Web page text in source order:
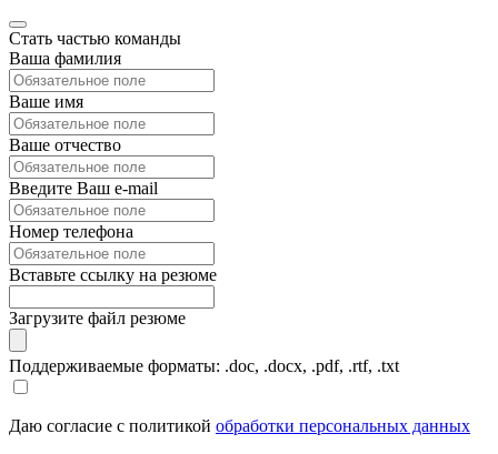
Стать частью команды
Ваша фамилия
Ваше имя
Ваше отчество
Введите Ваш e-mail
Номер телефона
Вставьте ссылку на резюме
Загрузите файл резюме
Поддерживаемые форматы: .doc, .docx, .pdf, .rtf, .txt
Даю согласие с политикой обработки персональных данных